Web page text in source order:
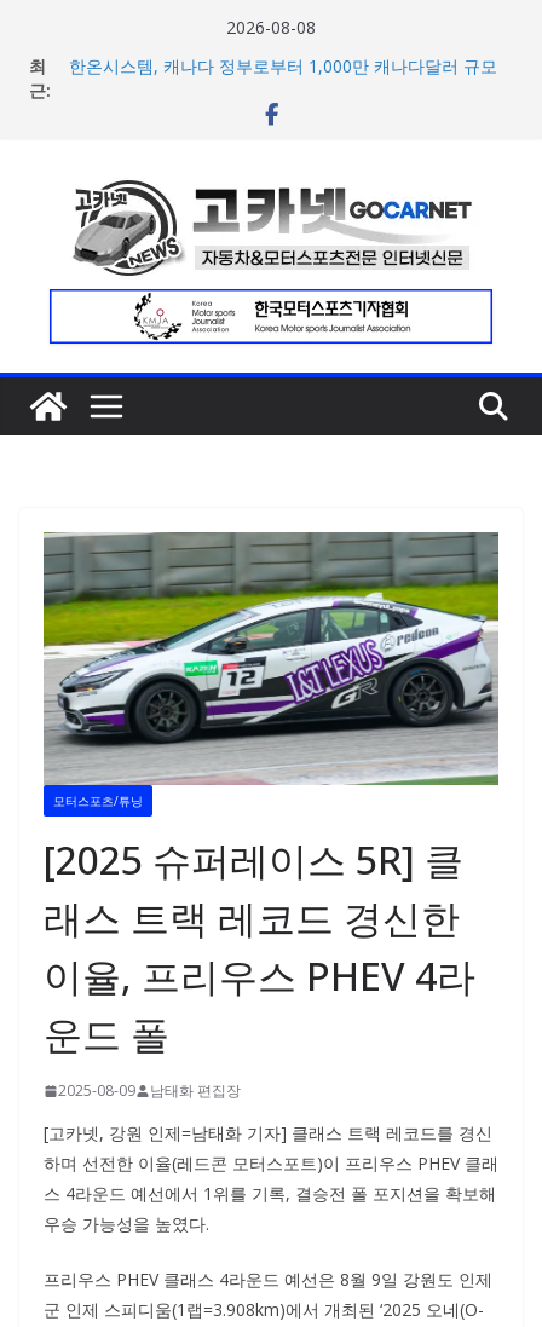
2026-08-08
최
근:
한온시스템, 캐나다 정부로부터 1,000만 캐나다달러 규모
넥센타이어 주최 ‘2026 스피드웨이 모터 페스티벌’ 3R 나이
작 비하인드 영상 공개
벤틀리, 첫 순수 전기 어반 럭셔리 SUV 토르칼 탑재될 ‘큐레
이션 엔진’ 공개
마일레, 코너링 쏠림·하체 소음 잡는 ‘스테빌라이저 링크’ 정
비 솔루션 제안
모터스포츠/튜닝
[2025 슈퍼레이스 5R] 클
래스 트랙 레코드 경신한
이율, 프리우스 PHEV 4라
운드 폴
2025-08-09 남태화 편집장
[고카넷, 강원 인제=남태화 기자] 클래스 트랙 레코드를 경신
하며 선전한 이율(레드콘 모터스포트)이 프리우스 PHEV 클래
스 4라운드 예선에서 1위를 기록, 결승전 폴 포지션을 확보해
우승 가능성을 높였다.
프리우스 PHEV 클래스 4라운드 예선은 8월 9일 강원도 인제
군 인제 스피디움(1랩=3.908km)에서 개최된 ‘2025 오네(O-